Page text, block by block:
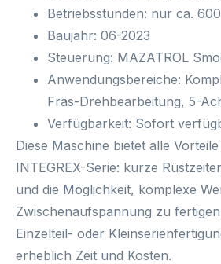
Betriebsstunden: nur ca.
Baujahr: 06-2023
Steuerung: MAZATROL
Anwendungsbereiche:
Fräs-Drehbearbeitung, 5-
Verfügbarkeit: Sofort
Diese Maschine bietet alle
INTEGREX-Serie: kurze
und die Möglichkeit, komplexe
Zwischenaufspannung zu
Einzelteil- oder
erheblich Zeit und Kosten.